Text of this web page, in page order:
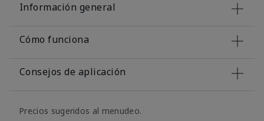
Información general
Cómo funciona
Consejos de aplicación
Precios sugeridos al menudeo.